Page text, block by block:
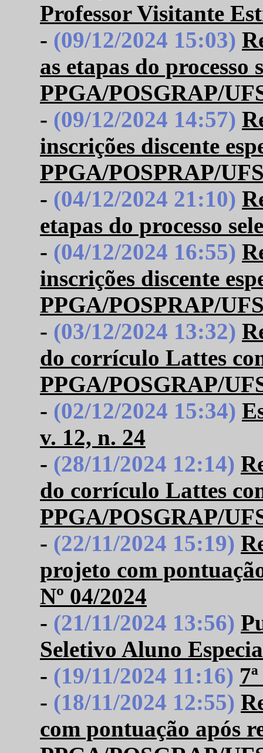
Professor Visitante
- (09/12/2024 15:03)
as etapas do
PPGA/POSGRAP/
- (09/12/2024 14:57)
inscrições discente
PPGA/POSPRAP/
- (04/12/2024 21:10)
etapas do processo
- (04/12/2024 16:55)
inscrições discente
PPGA/POSPRAP/
- (03/12/2024 13:32)
do corrículo Lattes
PPGA/POSGRAP/
- (02/12/2024 15:34)
v. 12, n. 24
- (28/11/2024 12:14)
do corrículo Lattes
PPGA/POSGRAP/
- (22/11/2024 15:19)
projeto com
Nº 04/2024
- (21/11/2024 13:56)
Seletivo Aluno
- (19/11/2024 11:16)
- (18/11/2024 12:55)
com pontuação após